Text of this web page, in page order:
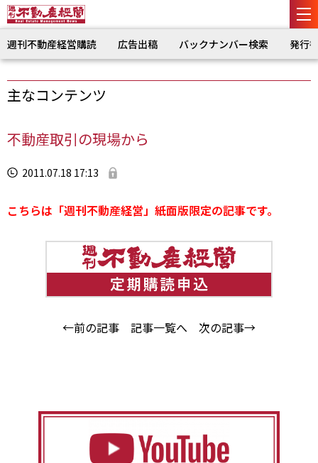
週刊不動産経営購読 広告出稿 バックナンバー検索 発行
主なコンテンツ
不動産取引の現場から
2011.07.18 17:13
こちらは「週刊不動産経営」紙面版限定の記事です。
←前の記事 記事一覧へ 次の記事→